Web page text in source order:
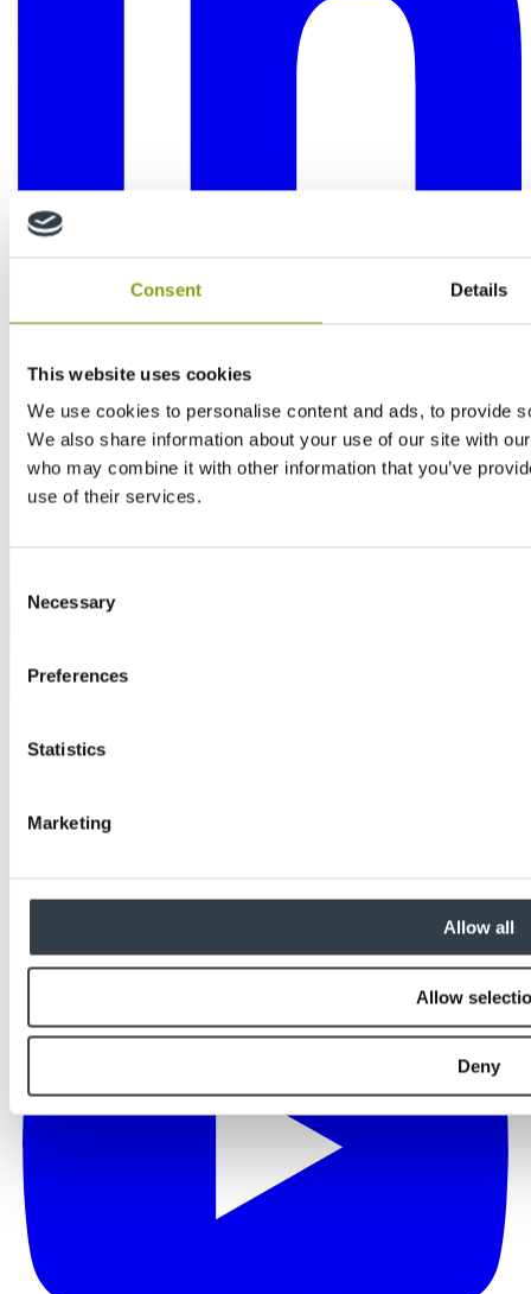
Consent Details
This website uses cookies
We use cookies to personalise content and ads, to provide
We also share information about your use of our site with
who may combine it with other information that you’ve
use of their services.
Selection
Necessary
Preferences
Statistics
Marketing
Allow all
Allow
Deny